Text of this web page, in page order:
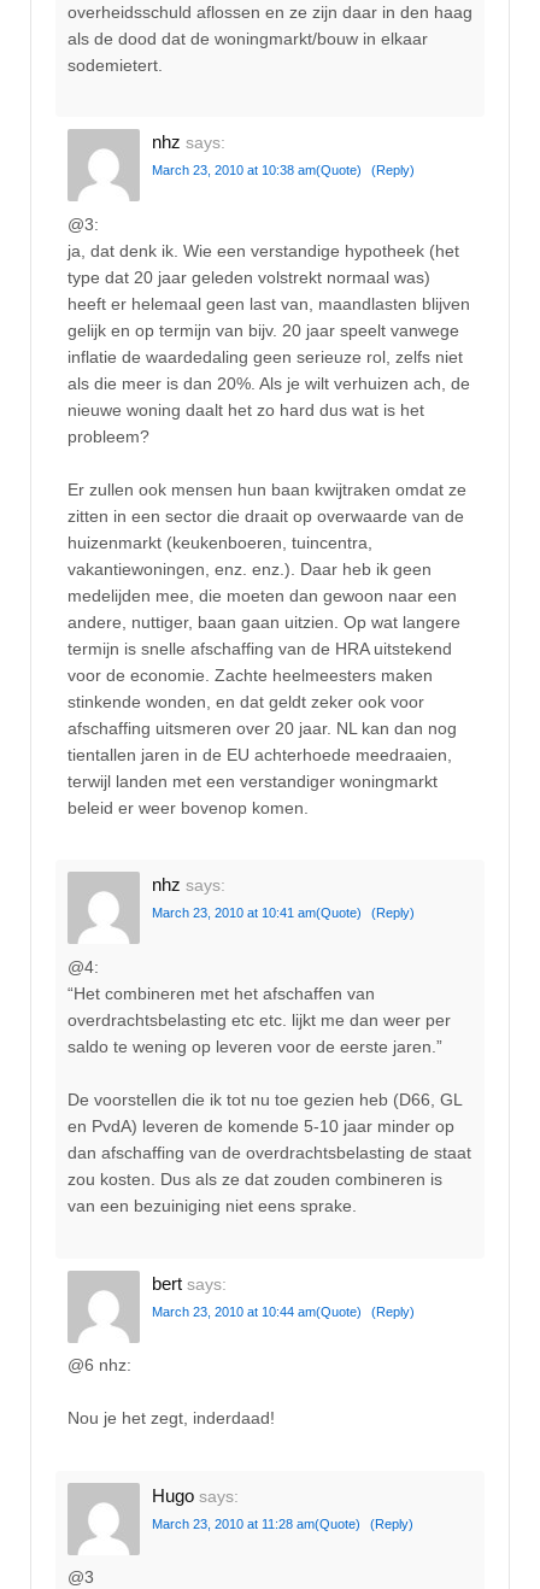
overheidsschuld aflossen en ze zijn daar in den haag
als de dood dat de woningmarkt/bouw in elkaar
sodemietert.
nhz says:
March 23, 2010 at 10:38 am(Quote) (Reply)
@3:
ja, dat denk ik. Wie een verstandige hypotheek (het
type dat 20 jaar geleden volstrekt normaal was)
heeft er helemaal geen last van, maandlasten blijven
gelijk en op termijn van bijv. 20 jaar speelt vanwege
inflatie de waardedaling geen serieuze rol, zelfs niet
als die meer is dan 20%. Als je wilt verhuizen ach, de
nieuwe woning daalt het zo hard dus wat is het
probleem?
Er zullen ook mensen hun baan kwijtraken omdat ze
zitten in een sector die draait op overwaarde van de
huizenmarkt (keukenboeren, tuincentra,
vakantiewoningen, enz. enz.). Daar heb ik geen
medelijden mee, die moeten dan gewoon naar een
andere, nuttiger, baan gaan uitzien. Op wat langere
termijn is snelle afschaffing van de HRA uitstekend
voor de economie. Zachte heelmeesters maken
stinkende wonden, en dat geldt zeker ook voor
afschaffing uitsmeren over 20 jaar. NL kan dan nog
tientallen jaren in de EU achterhoede meedraaien,
terwijl landen met een verstandiger woningmarkt
beleid er weer bovenop komen.
nhz says:
March 23, 2010 at 10:41 am(Quote) (Reply)
@4:
“Het combineren met het afschaffen van
overdrachtsbelasting etc etc. lijkt me dan weer per
saldo te wening op leveren voor de eerste jaren.”
De voorstellen die ik tot nu toe gezien heb (D66, GL
en PvdA) leveren de komende 5-10 jaar minder op
dan afschaffing van de overdrachtsbelasting de staat
zou kosten. Dus als ze dat zouden combineren is
van een bezuiniging niet eens sprake.
bert says:
March 23, 2010 at 10:44 am(Quote) (Reply)
@6 nhz:
Nou je het zegt, inderdaad!
Hugo says:
March 23, 2010 at 11:28 am(Quote) (Reply)
@3